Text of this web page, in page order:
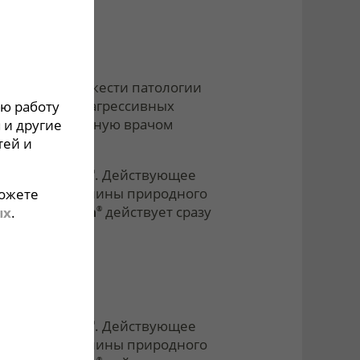
от тяжести патологии
более агрессивных
назначенную врачом
®. Действующее
из глины природного
Смекта® действует сразу
®. Действующее
из глины природного
работу
другие
и
.